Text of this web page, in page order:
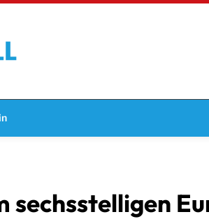
sechsstelligen